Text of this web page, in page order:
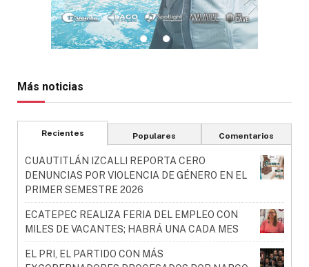
Más noticias
Recientes Populares Comentarios
CUAUTITLÁN IZCALLI REPORTA CERO
DENUNCIAS POR VIOLENCIA DE GÉNERO EN EL
PRIMER SEMESTRE 2026
ECATEPEC REALIZA FERIA DEL EMPLEO CON
MILES DE VACANTES; HABRÁ UNA CADA MES
EL PRI, EL PARTIDO CON MÁS